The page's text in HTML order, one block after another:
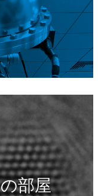
部屋